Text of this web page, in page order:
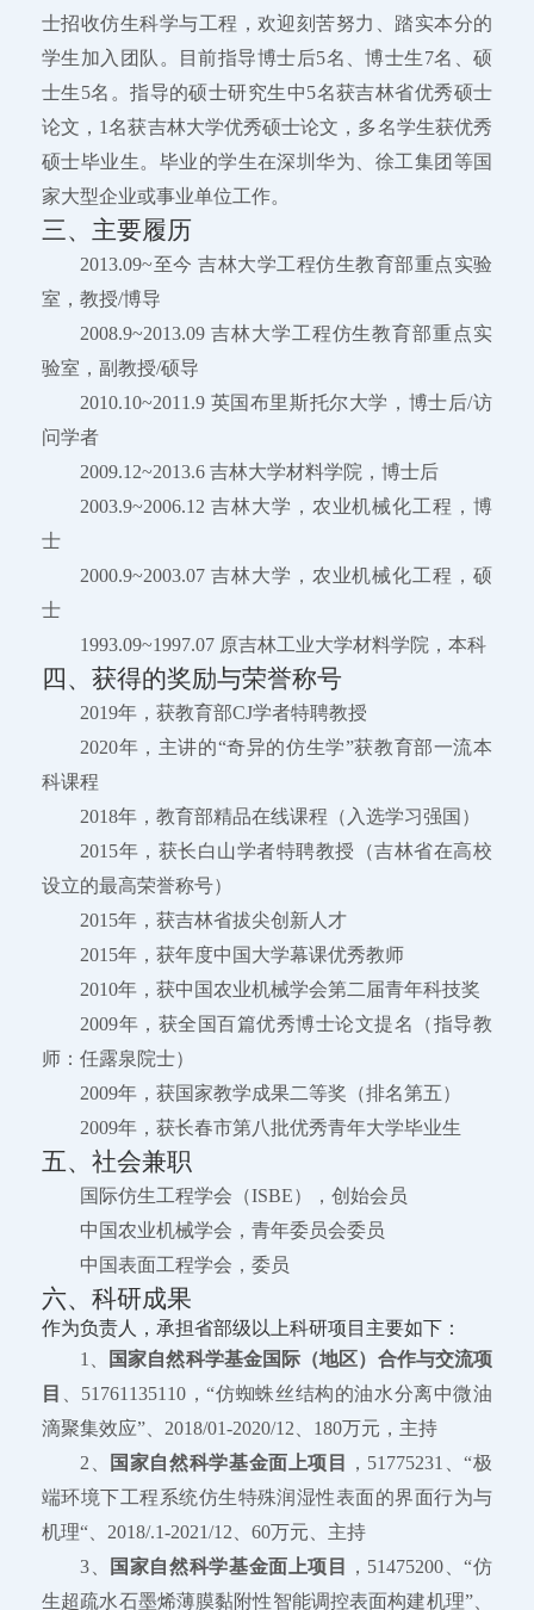
士招收仿生科学与工程，欢迎刻苦努力、踏实本分的
学生加入团队。目前指导博士后5名、博士生7名、硕
士生5名。指导的硕士研究生中5名获吉林省优秀硕士
论文，1名获吉林大学优秀硕士论文，多名学生获优秀
硕士毕业生。毕业的学生在深圳华为、徐工集团等国
家大型企业或事业单位工作。
三、主要履历
2013.09~至今 吉林大学工程仿生教育部重点实验
室，教授/博导
2008.9~2013.09 吉林大学工程仿生教育部重点实
验室，副教授/硕导
2010.10~2011.9 英国布里斯托尔大学，博士后/访
问学者
2009.12~2013.6 吉林大学材料学院，博士后
2003.9~2006.12 吉林大学，农业机械化工程，博
士
2000.9~2003.07 吉林大学，农业机械化工程，硕
士
1993.09~1997.07 原吉林工业大学材料学院，本科
四、获得的奖励与荣誉称号
2019年，获教育部CJ学者特聘教授
2020年，主讲的“奇异的仿生学”获教育部一流本
科课程
2018年，教育部精品在线课程（入选学习强国）
2015年，获长白山学者特聘教授（吉林省在高校
设立的最高荣誉称号）
2015年，获吉林省拔尖创新人才
2015年，获年度中国大学幕课优秀教师
2010年，获中国农业机械学会第二届青年科技奖
2009年，获全国百篇优秀博士论文提名（指导教
师：任露泉院士）
2009年，获国家教学成果二等奖（排名第五）
2009年，获长春市第八批优秀青年大学毕业生
五、社会兼职
国际仿生工程学会（ISBE），创始会员
中国农业机械学会，青年委员会委员
中国表面工程学会，委员
六、科研成果
作为负责人，承担省部级以上科研项目主要如下：
1、
国家自然科学基金国际（地区）合作与交流项
目
、51761135110，“仿蜘蛛丝结构的油水分离中微油
滴聚集效应”、2018/01-2020/12、180万元，主持
2、
国家自然科学基金面上项目
，51775231、“极
端环境下工程系统仿生特殊润湿性表面的界面行为与
机理“、2018/.1-2021/12、60万元、主持
3、
国家自然科学基金面上项目
，51475200、“仿
生超疏水石墨烯薄膜黏附性智能调控表面构建机理”、